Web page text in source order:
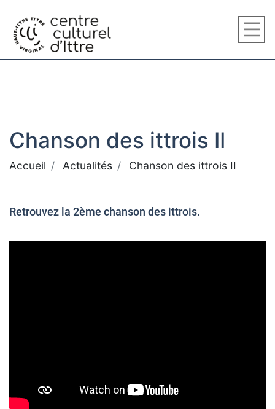
Chanson des ittrois II
Accueil Actualités Chanson des ittrois II
Retrouvez la 2ème chanson des ittrois.